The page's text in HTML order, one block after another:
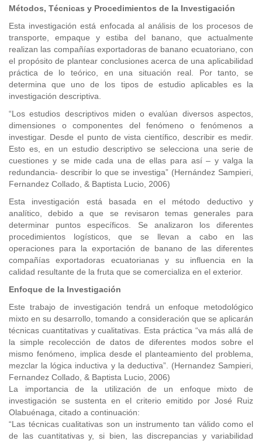
Métodos, Técnicas y Procedimientos de la Investigación
Esta investigación está enfocada al análisis de los procesos de
transporte, empaque y estiba del banano, que actualmente
realizan las compañías exportadoras de banano ecuatoriano, con
el propósito de plantear conclusiones acerca de una aplicabilidad
práctica de lo teórico, en una situación real. Por tanto, se
determina que uno de los tipos de estudio aplicables es la
investigación descriptiva.
“Los estudios descriptivos miden o evalúan diversos aspectos,
dimensiones o componentes del fenómeno o fenómenos a
investigar. Desde el punto de vista científico, describir es medir.
Esto es, en un estudio descriptivo se selecciona una serie de
cuestiones y se mide cada una de ellas para así – y valga la
redundancia- describir lo que se investiga” (Hernández Sampieri,
Fernandez Collado, & Baptista Lucio, 2006)
Esta investigación está basada en el método deductivo y
analítico, debido a que se revisaron temas generales para
determinar puntos específicos. Se analizaron los diferentes
procedimientos logísticos, que se llevan a cabo en las
operaciones para la exportación de banano de las diferentes
compañías exportadoras ecuatorianas y su influencia en la
calidad resultante de la fruta que se comercializa en el exterior.
Enfoque de la Investigación
Este trabajo de investigación tendrá un enfoque metodológico
mixto en su desarrollo, tomando a consideración que se aplicarán
técnicas cuantitativas y cualitativas. Esta práctica “va más allá de
la simple recolección de datos de diferentes modos sobre el
mismo fenómeno, implica desde el planteamiento del problema,
mezclar la lógica inductiva y la deductiva”. (Hernandez Sampieri,
Fernandez Collado, & Baptista Lucio, 2006)
La importancia de la utilización de un enfoque mixto de
investigación se sustenta en el criterio emitido por José Ruiz
Olabuénaga, citado a continuación:
“Las técnicas cualitativas son un instrumento tan válido como el
de las cuantitativas y, si bien, las discrepancias y variabilidad